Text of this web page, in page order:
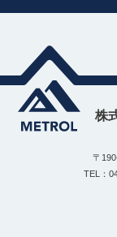
株
〒
TEL：